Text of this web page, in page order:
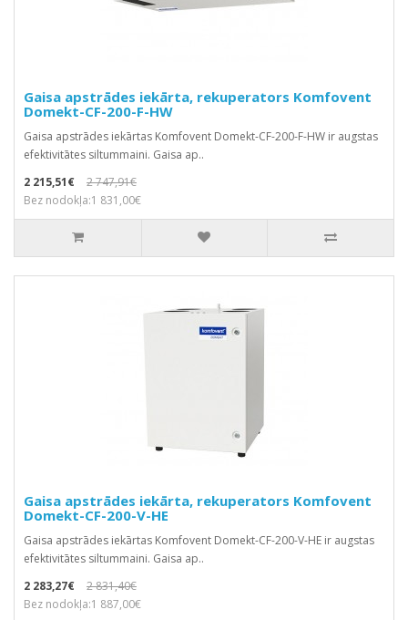
Gaisa apstrādes iekārta, rekuperators Komfovent
Domekt-CF-200-F-HW
Gaisa apstrādes iekārtas Komfovent Domekt-CF-200-F-HW ir augstas
efektivitātes siltummaini. Gaisa ap..
2 215,51€
2 747,91€
Bez nodokļa:1 831,00€
Gaisa apstrādes iekārta, rekuperators Komfovent
Domekt-CF-200-V-HE
Gaisa apstrādes iekārtas Komfovent Domekt-CF-200-V-HE ir augstas
efektivitātes siltummaini. Gaisa ap..
2 283,27€
2 831,40€
Bez nodokļa:1 887,00€